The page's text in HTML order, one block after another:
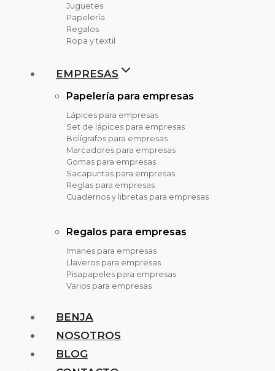
Juguetes
Papelería
Regalos
Ropa y textil
EMPRESAS
Papelería para empresas
Lápices para empresas
Set de lápices para empresas
Bolígrafos para empresas
Marcadores para empresas
Gomas para empresas
Sacapuntas para empresas
Reglas para empresas
Cuadernos y libretas para empresas
Regalos para empresas
Imanes para empresas
Llaveros para empresas
Pisapapeles para empresas
Varios para empresas
BENJA
NOSOTROS
BLOG